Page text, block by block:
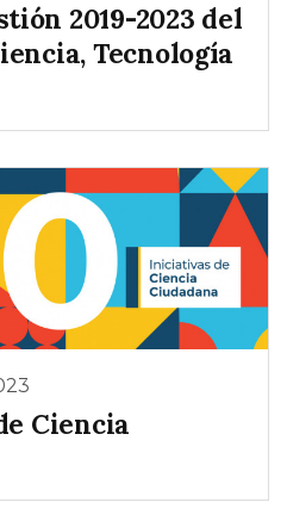
2019-2023 del
Tecnología
Ciencia